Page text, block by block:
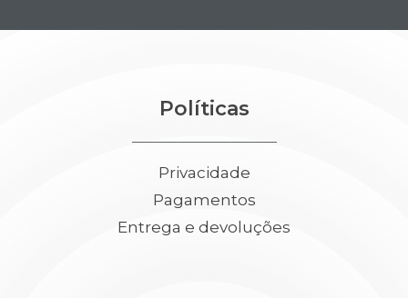
Políticas
Privacidade
Pagamentos
Entrega e devoluções